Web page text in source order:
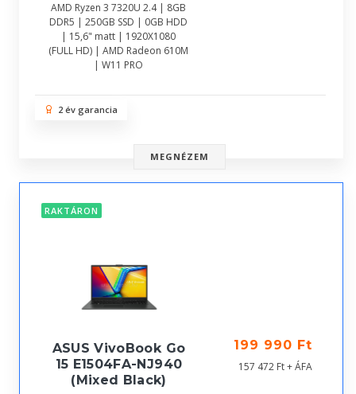
AMD Ryzen 3 7320U 2.4 | 8GB
DDR5 | 250GB SSD | 0GB HDD
| 15,6" matt | 1920X1080
(FULL HD) | AMD Radeon 610M
| W11 PRO
2 év garancia
MEGNÉZEM
RAKTÁRON
ASUS VivoBook Go
15 E1504FA-NJ940
(Mixed Black)
199 990 Ft
157 472 Ft + ÁFA